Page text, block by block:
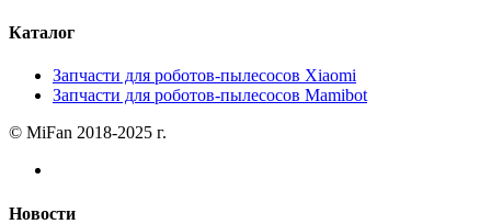
Каталог
Запчасти для роботов-пылесосов Xiaomi
Запчасти для роботов-пылесосов Mamibot
© MiFan 2018-2025 г.
Новости